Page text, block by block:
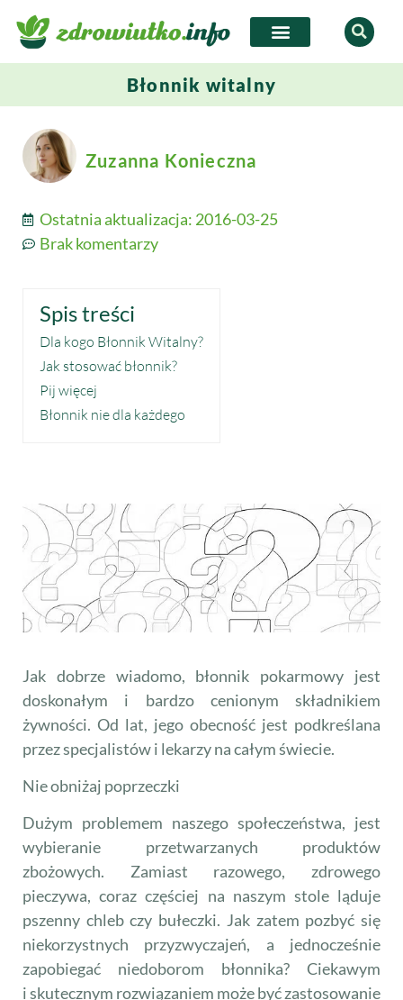
Błonnik witalny
Zuzanna Konieczna
Ostatnia aktualizacja: 2016-03-25
Brak komentarzy
Spis treści
Dla kogo Błonnik Witalny?
Jak stosować błonnik?
Pij więcej
Błonnik nie dla każdego
Jak dobrze wiadomo, błonnik pokarmowy jest
doskonałym i bardzo cenionym składnikiem
żywności. Od lat, jego obecność jest podkreślana
przez specjalistów i lekarzy na całym świecie.
Nie obniżaj poprzeczki
Dużym problemem naszego społeczeństwa, jest
wybieranie przetwarzanych produktów
zbożowych. Zamiast razowego, zdrowego
pieczywa, coraz częściej na naszym stole ląduje
pszenny chleb czy bułeczki. Jak zatem pozbyć się
niekorzystnych przyzwyczajeń, a jednocześnie
zapobiegać niedoborom błonnika? Ciekawym
i skutecznym rozwiązaniem może być zastosowanie